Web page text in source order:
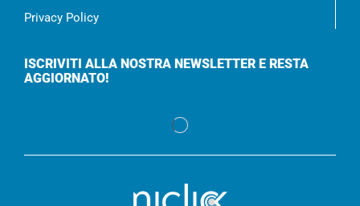
Privacy Policy
ISCRIVITI ALLA NOSTRA NEWSLETTER E RESTA
AGGIORNATO!